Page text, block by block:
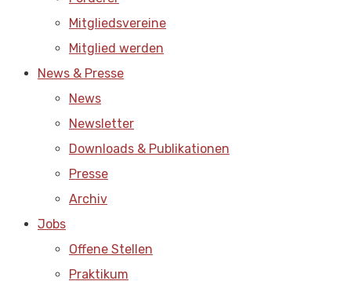
Mitgliedsvereine
Mitglied werden
News & Presse
News
Newsletter
Downloads & Publikationen
Presse
Archiv
Jobs
Offene Stellen
Praktikum